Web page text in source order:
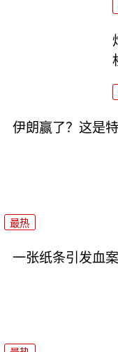
伊朗赢了？这是
最热
一张纸条引发血